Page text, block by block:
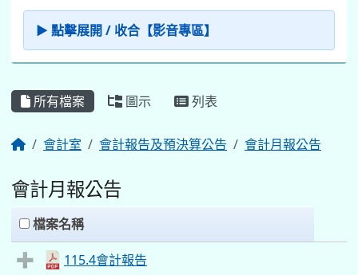
▶ 點擊展開 / 收合【影音專區】
所有檔案 圖示 列表
會計室 會計報告及預決算公告 會計月報公告
會計月報公告
clickAll
檔案名稱
115.4會計報告